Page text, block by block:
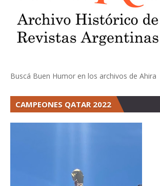
Buscá Buen Humor en los archivos de Ahira
CAMPEONES QATAR 2022